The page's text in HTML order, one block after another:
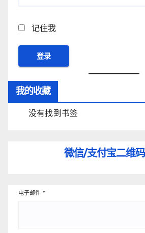
记住我
我的收藏
没有找到书签
微信/支付宝二维
电子邮件 *